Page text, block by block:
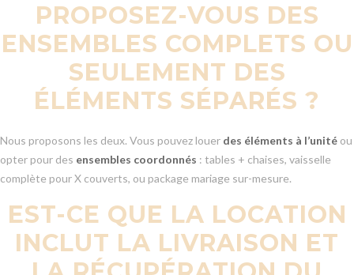
PROPOSEZ-VOUS DES
ENSEMBLES COMPLETS OU
SEULEMENT DES
ÉLÉMENTS SÉPARÉS ?
Nous proposons les deux. Vous pouvez louer des éléments à l’unité ou
opter pour des ensembles coordonnés : tables + chaises, vaisselle
complète pour X couverts, ou package mariage sur-mesure.
EST-CE QUE LA LOCATION
INCLUT LA LIVRAISON ET